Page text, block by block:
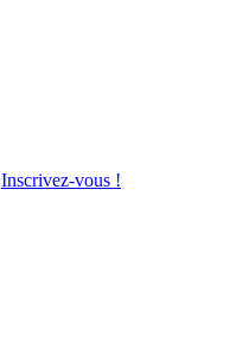
Inscrivez-vous !